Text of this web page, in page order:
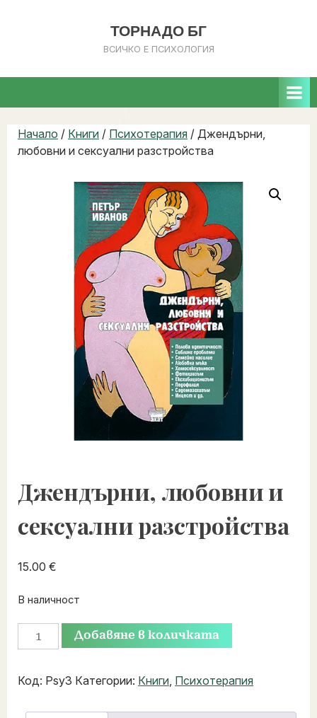
ТОРНАДО БГ
ВСИЧКО Е ПСИХОЛОГИЯ
Начало / Книги / Психотерапия / Джендърни,
любовни и сексуални разстройства
Джендърни, любовни и
сексуални разстройства
15.00 €
В наличност
Добавяне в количката
Код: Psy3 Категории: Книги Психотерапия